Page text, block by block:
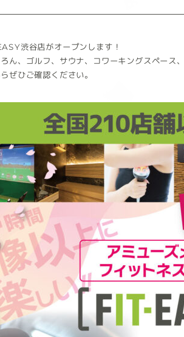
渋谷店がオープンします！
ん、ゴルフ、サウナ、コワーキングスペー
ぜひご確認ください。